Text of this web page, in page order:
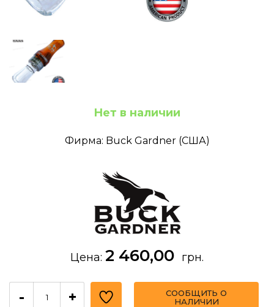
Нет в наличии
Фирма: Buck Gardner (США)
Цена: 2 460,00 грн.
- +
СООБЩИТЬ О
НАЛИЧИИ